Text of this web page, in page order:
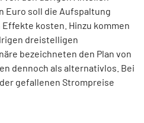
Euro soll die Aufspaltung
kosten. Hinzu kommen
dreistelligen
bezeichneten den Plan von
dennoch als alternativlos. Bei
gefallenen Strompreise